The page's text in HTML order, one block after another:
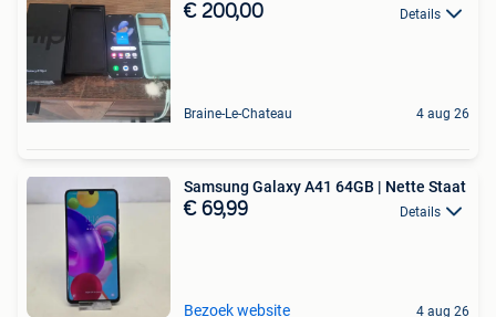
€ 200,00 Details
Braine-Le-Chateau 4 aug 26
Samsung Galaxy A41 64GB | Nette Staat
€ 69,99 Details
Bezoek website 4 aug 26